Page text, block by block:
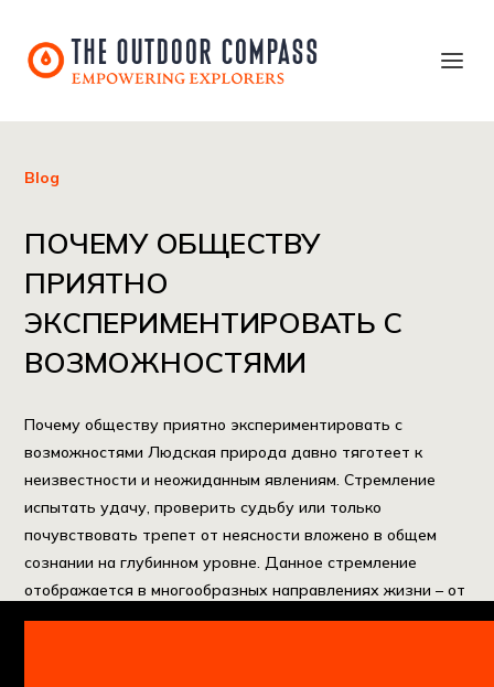
Blog
ПОЧЕМУ ОБЩЕСТВУ
ПРИЯТНО
ЭКСПЕРИМЕНТИРОВАТЬ С
ВОЗМОЖНОСТЯМИ
Почему обществу приятно экспериментировать с
возможностями Людская природа давно тяготеет к
неизвестности и неожиданным явлениям. Стремление
испытать удачу, проверить судьбу или только
почувствовать трепет от неясности вложено в общем
сознании на глубинном уровне. Данное стремление
отображается в многообразных направлениях жизни – от
принятия важных выводов до участия в досуговых